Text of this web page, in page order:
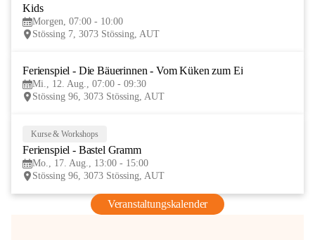
Kids
Morgen, 07:00 - 10:00
Stössing 7, 3073 Stössing, AUT
Ferienspiel - Die Bäuerinnen - Vom Küken zum Ei
Mi., 12. Aug., 07:00 - 09:30
Stössing 96, 3073 Stössing, AUT
Kurse & Workshops
Ferienspiel - Bastel Gramm
Mo., 17. Aug., 13:00 - 15:00
Stössing 96, 3073 Stössing, AUT
Veranstaltungskalender